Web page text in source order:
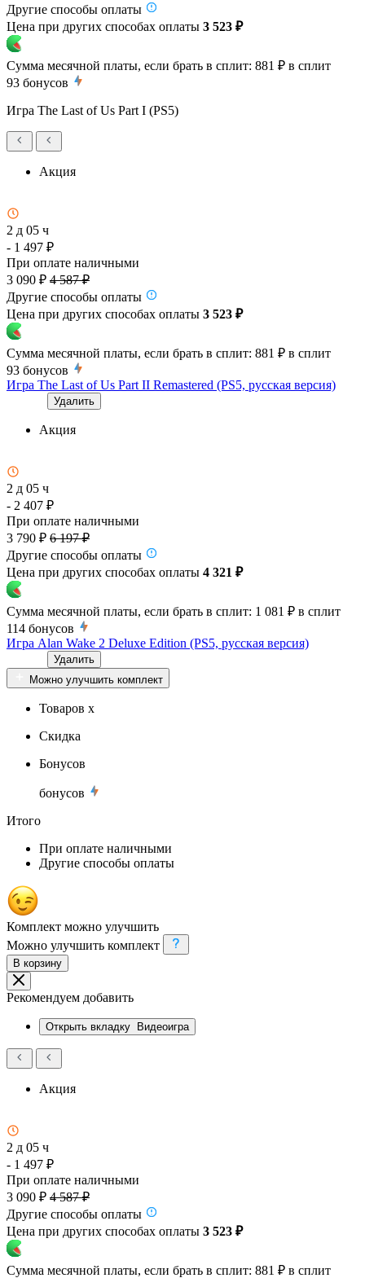
Другие способы оплаты
Цена при других способах оплаты 3 523 ₽
Сумма месячной платы, если брать в сплит: 881 ₽ в сплит
93 бонусов
Игра The Last of Us Part I (PS5)
Акция
2 д 05 ч
- 1 497 ₽
При оплате наличными
3 090 ₽ 4 587 ₽
Другие способы оплаты
Цена при других способах оплаты 3 523 ₽
Сумма месячной платы, если брать в сплит: 881 ₽ в сплит
93 бонусов
Игра The Last of Us Part II Remastered (PS5, русская версия)
Удалить
Акция
2 д 05 ч
- 2 407 ₽
При оплате наличными
3 790 ₽ 6 197 ₽
Другие способы оплаты
Цена при других способах оплаты 4 321 ₽
Сумма месячной платы, если брать в сплит: 1 081 ₽ в сплит
114 бонусов
Игра Alan Wake 2 Deluxe Edition (PS5, русская версия)
Удалить
Можно улучшить комплект
Товаров x
Скидка
Бонусов
бонусов
Итого
При оплате наличными
Другие способы оплаты
Комплект можно улучшить
Можно улучшить комплект
В корзину
Рекомендуем добавить
Открыть вкладку Видеоигра
Акция
2 д 05 ч
- 1 497 ₽
При оплате наличными
3 090 ₽ 4 587 ₽
Другие способы оплаты
Цена при других способах оплаты 3 523 ₽
Сумма месячной платы, если брать в сплит: 881 ₽ в сплит